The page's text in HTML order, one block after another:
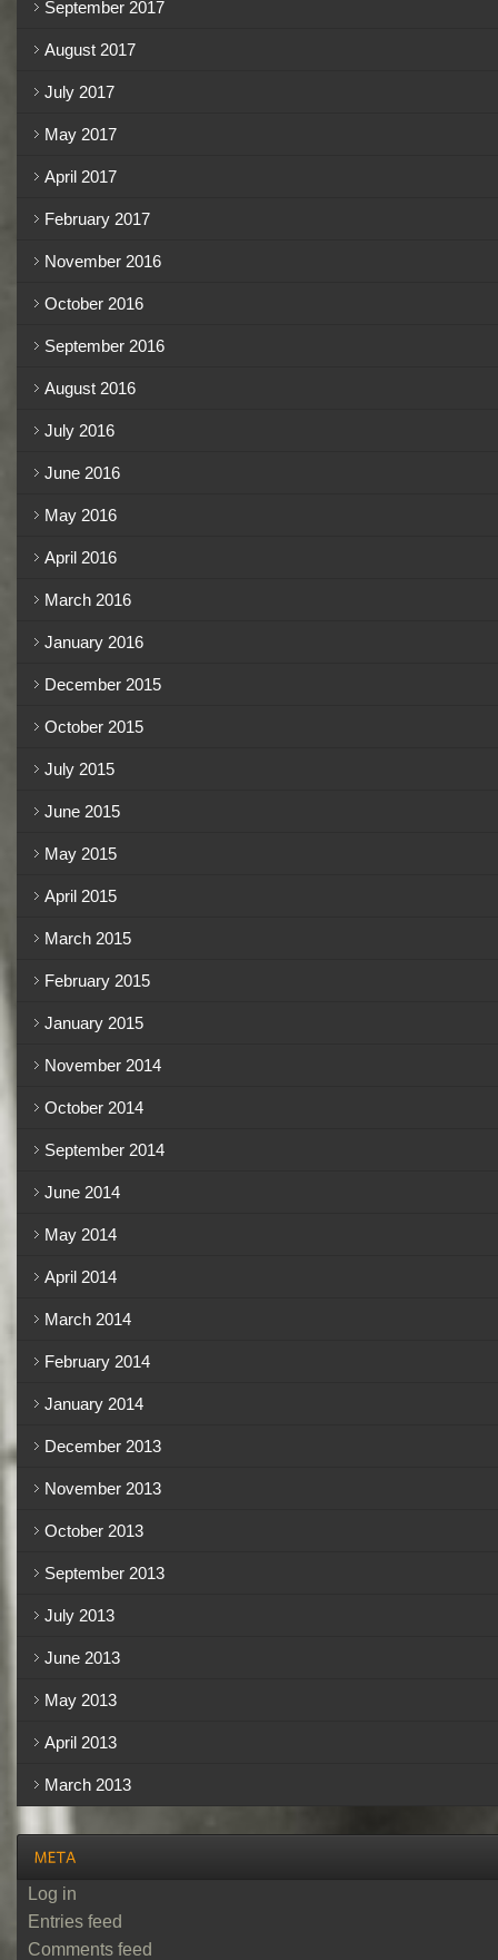
September 2017
August 2017
July 2017
May 2017
April 2017
February 2017
November 2016
October 2016
September 2016
August 2016
July 2016
June 2016
May 2016
April 2016
March 2016
January 2016
December 2015
October 2015
July 2015
June 2015
May 2015
April 2015
March 2015
February 2015
January 2015
November 2014
October 2014
September 2014
June 2014
May 2014
April 2014
March 2014
February 2014
January 2014
December 2013
November 2013
October 2013
September 2013
July 2013
June 2013
May 2013
April 2013
March 2013
Log in
Entries feed
Comments feed